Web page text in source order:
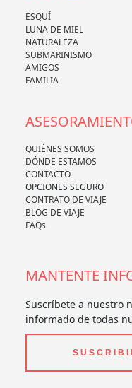
ESQUÍ
LUNA DE MIEL
NATURALEZA
SUBMARINISMO
AMIGOS
FAMILIA
QUIÉNES SOMOS
DÓNDE ESTAMOS
CONTACTO
OPCIONES SEGURO
CONTRATO DE VIAJE
BLOG DE VIAJE
FAQs
MANTENTE
Suscríbete a nuestro
informado de todas